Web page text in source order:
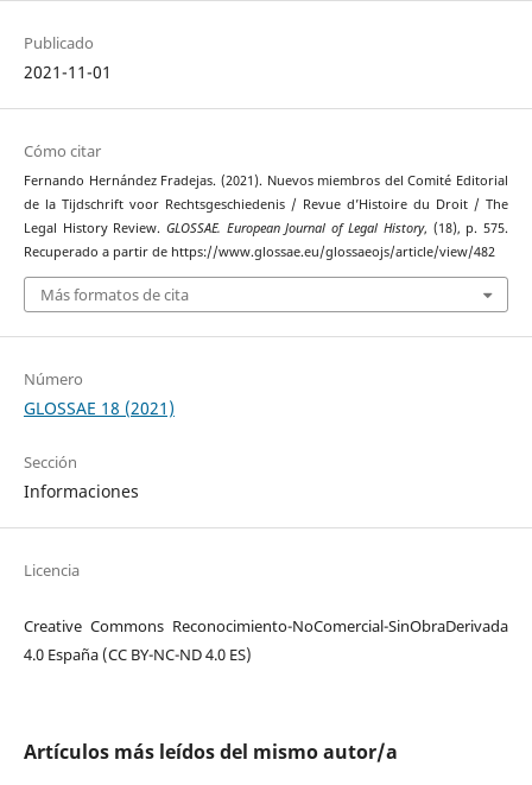
Publicado
2021-11-01
Cómo citar
Fernando Hernández Fradejas. (2021). Nuevos miembros del Comité Editorial
de la Tijdschrift voor Rechtsgeschiedenis / Revue d’Histoire du Droit / The
Legal History Review. GLOSSAE. European Journal of Legal History, (18), p. 575.
Recuperado a partir de https://www.glossae.eu/glossaeojs/article/view/482
Más formatos de cita
Número
GLOSSAE 18 (2021)
Sección
Informaciones
Licencia
Creative Commons Reconocimiento-NoComercial-SinObraDerivada
4.0 España (CC BY-NC-ND 4.0 ES)
Artículos más leídos del mismo autor/a